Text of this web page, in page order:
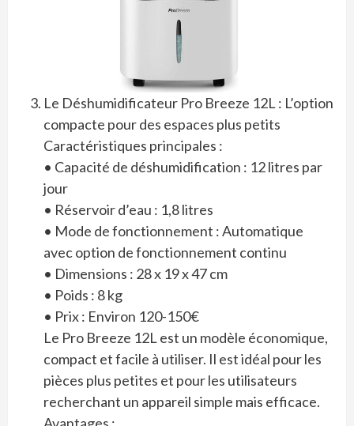
Le Déshumidificateur Pro Breeze 12L : L’option
compacte pour des espaces plus petits
Caractéristiques principales :
• Capacité de déshumidification : 12 litres par
jour
• Réservoir d’eau : 1,8 litres
• Mode de fonctionnement : Automatique
avec option de fonctionnement continu
• Dimensions : 28 x 19 x 47 cm
• Poids : 8 kg
• Prix : Environ 120-150€
Le Pro Breeze 12L est un modèle économique,
compact et facile à utiliser. Il est idéal pour les
pièces plus petites et pour les utilisateurs
recherchant un appareil simple mais efficace.